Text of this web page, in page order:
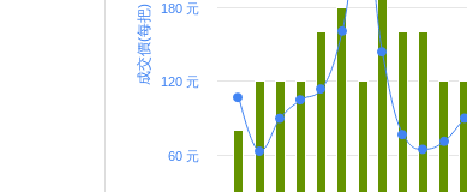
成交價(每把)
60 元
120 元
180 元